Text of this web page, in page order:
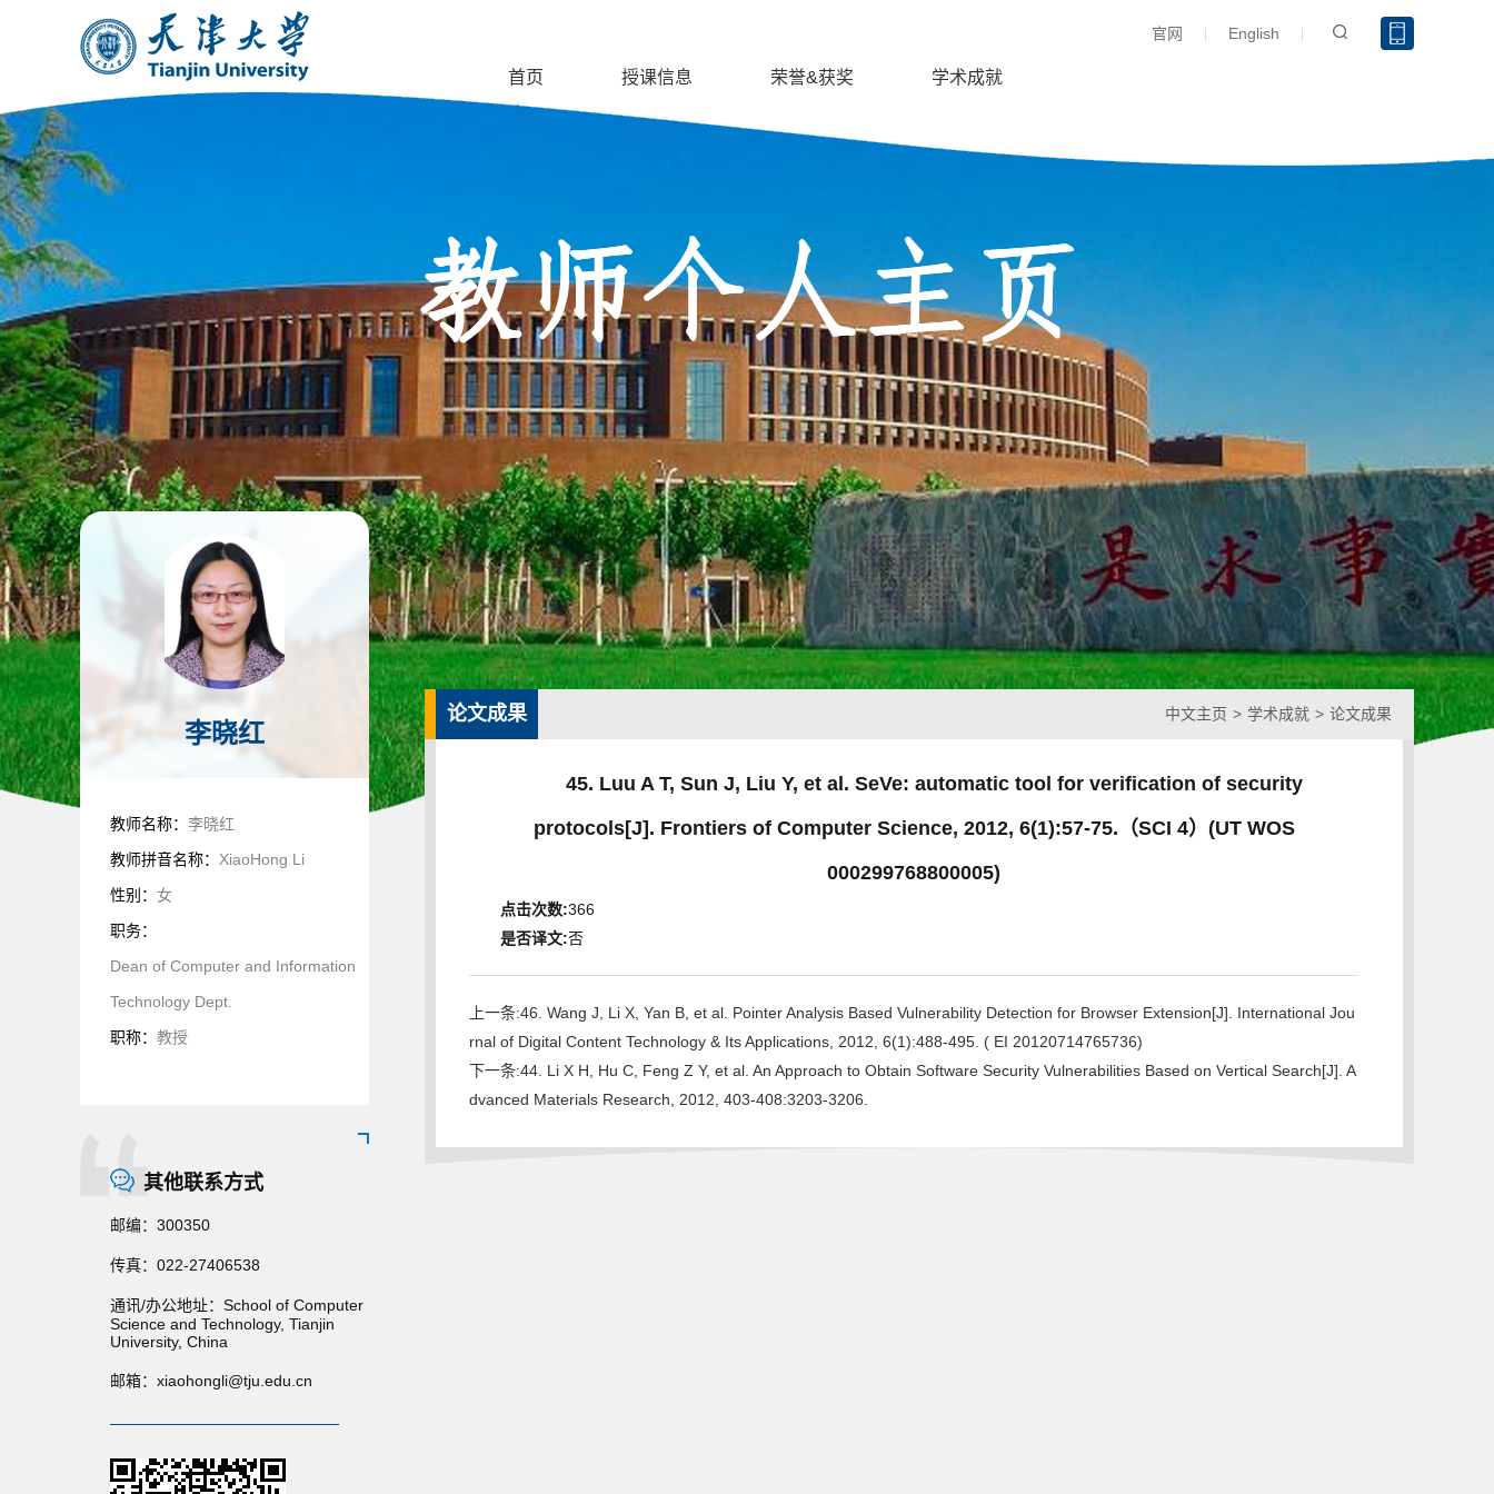
English
官网
首页 授课信息 荣誉&获奖 学术成就
李晓红
教师名称： 李晓红
教师拼音名称： XiaoHong Li
性别： 女
职务：
Dean of Computer and Information
Technology Dept.
职称： 教授
其他联系方式
邮编： 300350
传真： 022-27406538
通讯/办公地址： School of Computer
Science and Technology, Tianjin
University, China
邮箱： xiaohongli@tju.edu.cn
论文成果 中文主页 > 学术成就 > 论文成果
45. Luu A T, Sun J, Liu Y, et al. SeVe: automatic tool for verification of security
protocols[J]. Frontiers of Computer Science, 2012, 6(1):57-75.（SCI 4）(UT WOS
000299768800005)
点击次数:366
是否译文:否
上一条:46. Wang J, Li X, Yan B, et al. Pointer Analysis Based Vulnerability Detection for Browser Extension[J]. International Jou
rnal of Digital Content Technology & Its Applications, 2012, 6(1):488-495. ( EI 20120714765736)
下一条:44. Li X H, Hu C, Feng Z Y, et al. An Approach to Obtain Software Security Vulnerabilities Based on Vertical Search[J]. A
dvanced Materials Research, 2012, 403-408:3203-3206.